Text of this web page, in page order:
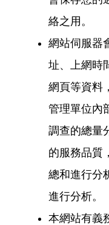
絡之用。
網站伺服器
址、上網時
網頁等資料
管理單位內
調查的總量
的服務品質
總和進行分
進行分析。
本網站有義